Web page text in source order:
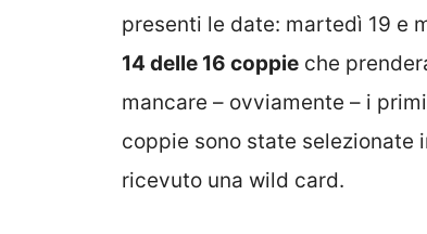
presenti le date: martedì 19 e
14 delle 16 coppie che
mancare – ovviamente – i
coppie sono state selezionate
ricevuto una wild card.